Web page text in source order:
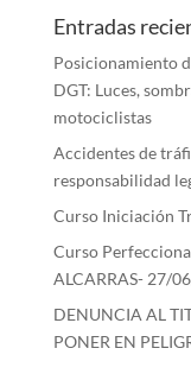
Entradas
Posicionamiento
DGT: Luces,
motociclistas
Accidentes de
responsabilidad
Curso Iniciación
Curso
ALCARRAS- 27/
DENUNCIA AL
PONER EN